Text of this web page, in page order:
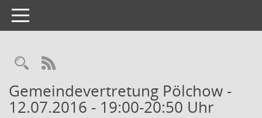
Toggle
navigation
Gemeindevertretung Pölchow -
12.07.2016 - 19:00-20:50 Uhr